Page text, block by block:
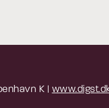
K |